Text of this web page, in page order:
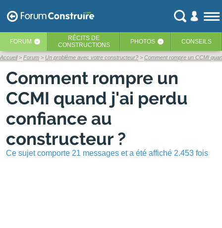
FORUM ‹ RÉCITS DE
CONSTRUCTIONS
PHOTOS ‹ CONSEILS
Accueil Forum Un problème avec votre constructeur? Comment rompre un CCMI
Comment rompre un
CCMI quand j'ai perdu
confiance au
constructeur ?
Ce sujet comporte 21 messages et a été affiché 2.453 fois